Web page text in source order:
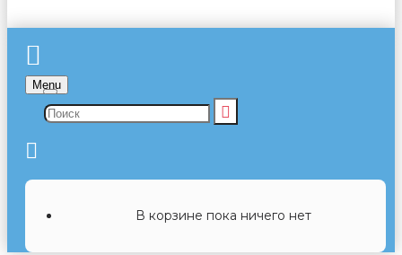
Menu
В корзине пока ничего нет